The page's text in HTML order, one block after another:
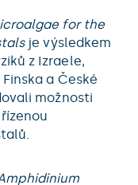
for the
je výsledkem
z Izraele,
a České
možnosti